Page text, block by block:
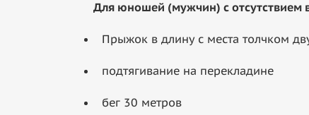
Для юношей (мужчин) с отсутствием
Прыжок в длину с места толчком
подтягивание на перекладине
бег 30 метров